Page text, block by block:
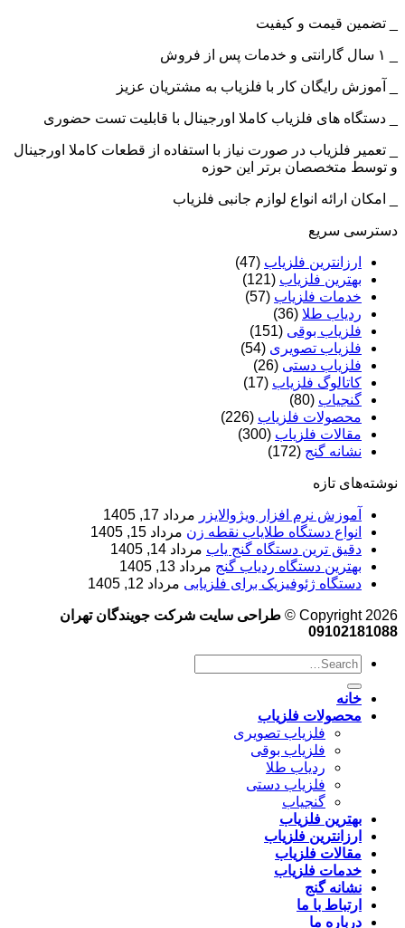
_ تضمین قیمت و کیفیت
_ آموزش رایگان کار با فلزیاب به مشتریان عزیز
_ دستگاه های فلزیاب کاملا اورجینال با قابلیت تست حضوری
_ تعمیر فلزیاب در صورت نیاز با استفاده از قطعات کاملا اورجینال
و توسط متخصصان برتر این حوزه
_ امکان ارائه انواع لوازم جانبی فلزیاب
دسترسی سریع
ارزانترین فلزیاب (47)
بهترین فلزیاب (121)
خدمات فلزیاب (57)
ردیاب طلا (36)
فلزیاب بوقی (151)
فلزیاب تصویری (54)
فلزیاب دستی (26)
کاتالوگ فلزیاب (17)
گنجیاب (80)
محصولات فلزیاب (226)
مقالات فلزیاب (300)
نشانه گنج (172)
نوشته‌های تازه
آموزش نرم‌ افزار ویژوالایزر مرداد 17, 1405
انواع دستگاه طلایاب نقطه زن مرداد 15, 1405
دقیق ترین دستگاه گنج یاب مرداد 14, 1405
بهترین دستگاه ردیاب گنج مرداد 13, 1405
دستگاه ژئوفیزیک برای فلزیابی مرداد 12, 1405
Copyright 2026 ©
طراحی سایت شرکت جویندگان تهران
09102181088
خانه
محصولات فلزیاب
فلزیاب تصویری
فلزیاب بوقی
ردیاب طلا
فلزیاب دستی
گنجیاب
بهترین فلزیاب
ارزانترین فلزیاب
مقالات فلزیاب
خدمات فلزیاب
نشانه گنج
ارتباط با ما
درباره ما